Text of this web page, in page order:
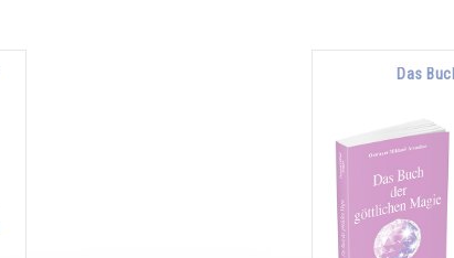
Das